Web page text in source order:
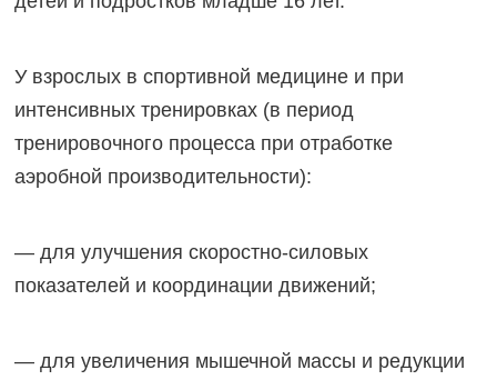
У взрослых в спортивной медицине и при
интенсивных тренировках (в период
тренировочного процесса при отработке
аэробной производительности):
— для улучшения скоростно-силовых
показателей и координации движений;
— для увеличения мышечной массы и редукции